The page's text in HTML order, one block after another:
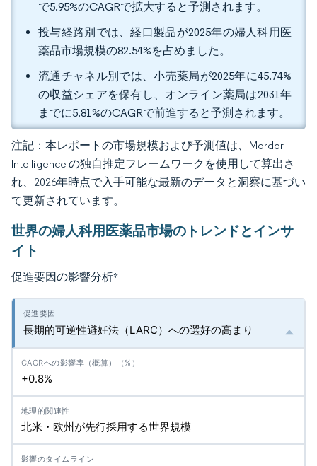
で5.95%のCAGRで拡大すると予測されます。
投与経路別では、経口製品が2025年の婦人科用医
薬品市場規模の82.54%を占めました。
流通チャネル別では、小売薬局が2025年に45.74%
の収益シェアを保有し、オンライン薬局は2031年
までに5.81%のCAGRで前進すると予測されます。
注記：本レポートの市場規模および予測値は、Mordor
Intelligence の独自推定フレームワークを使用して算出さ
れ、2026年時点で入手可能な最新のデータと洞察に基づい
て更新されています。
世界の婦人科用医薬品市場のトレンドとインサ
イト
促進要因の影響分析*
長期的可逆性避妊法（LARC）への選好の高まり
+0.8%
北米・欧州が先行採用する世界規模